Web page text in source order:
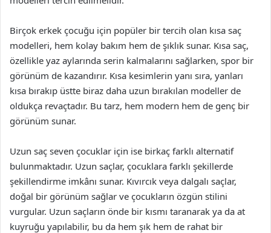
Birçok erkek çocuğu için popüler bir tercih olan kısa saç
modelleri, hem kolay bakım hem de şıklık sunar. Kısa saç,
özellikle yaz aylarında serin kalmalarını sağlarken, spor bir
görünüm de kazandırır. Kısa kesimlerin yanı sıra, yanları
kısa bırakıp üstte biraz daha uzun bırakılan modeller de
oldukça revaçtadır. Bu tarz, hem modern hem de genç bir
görünüm sunar.
Uzun saç seven çocuklar için ise birkaç farklı alternatif
bulunmaktadır. Uzun saçlar, çocuklara farklı şekillerde
şekillendirme imkânı sunar. Kıvırcık veya dalgalı saçlar,
doğal bir görünüm sağlar ve çocukların özgün stilini
vurgular. Uzun saçların önde bir kısmı taranarak ya da at
kuyruğu yapılabilir, bu da hem şık hem de rahat bir